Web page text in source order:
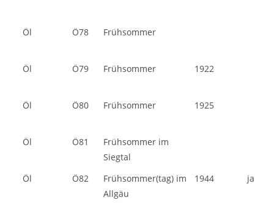
Öl Ö78 Frühsommer
Öl Ö79 Frühsommer 1922
Öl Ö80 Frühsommer 1925
Öl Ö81
Frühsommer im
Siegtal
Öl
Ö82
Frühsommer(tag) im
Allgäu
1944 ja